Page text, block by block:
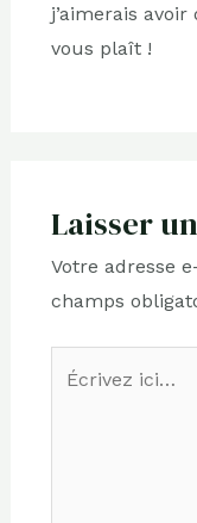
j’aimerais avoir
vous plaît !
Laisser
Votre adresse
champs